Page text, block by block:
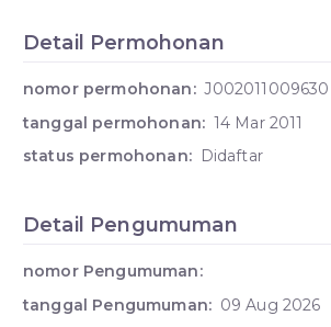
Detail Permohonan
nomor permohonan: J002011009630
tanggal permohonan: 14 Mar 2011
status permohonan: Didaftar
Detail Pengumuman
nomor Pengumuman:
tanggal Pengumuman: 09 Aug 2026